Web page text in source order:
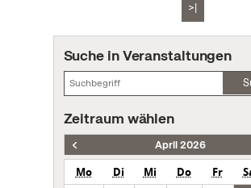
>|
Suche in Veranstaltungen
Zeitraum wählen
April 2026
Mo Di Mi Do Fr